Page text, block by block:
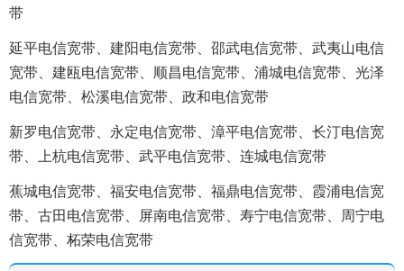
带
延平电信宽带、建阳电信宽带、邵武电信宽带、武夷山电信
宽带、建瓯电信宽带、顺昌电信宽带、浦城电信宽带、光泽
电信宽带、松溪电信宽带、政和电信宽带
新罗电信宽带、永定电信宽带、漳平电信宽带、长汀电信宽
带、上杭电信宽带、武平电信宽带、连城电信宽带
蕉城电信宽带、福安电信宽带、福鼎电信宽带、霞浦电信宽
带、古田电信宽带、屏南电信宽带、寿宁电信宽带、周宁电
信宽带、柘荣电信宽带